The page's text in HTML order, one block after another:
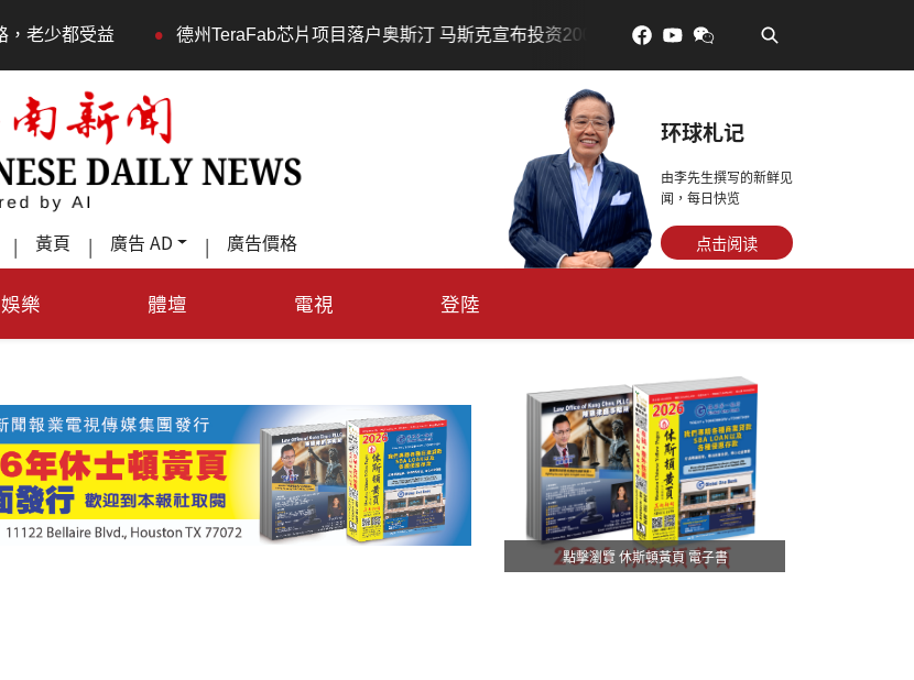
• 德州TeraFab芯片项目落户奥斯汀 马斯克宣布投资200亿美元建设AI芯片制造基地 • 吃對了更年輕：花青素
| 黃頁 | 廣告 AD | 廣告價格
环球札记
由李先生撰写的新鲜见
闻，每日快览
点击阅读
娛樂 體壇 電視 登陸
點擊瀏覽 休斯頓黃頁 電子書